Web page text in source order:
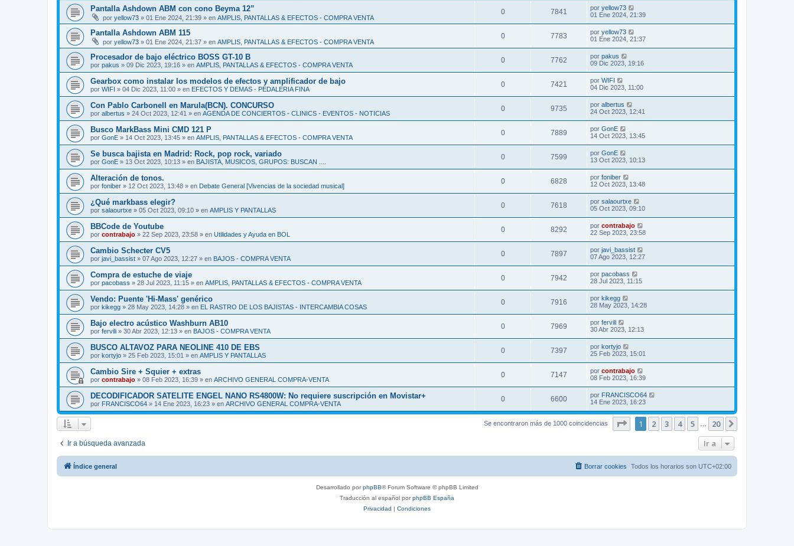
Pantalla Ashdown ABM con cono Beyma 12”
por yellow73 » 01 Ene 2024, 21:39 » en AMPLIS, PANTALLAS & EFECTOS - COMPRA VENTA
0 7841 por yellow73
01 Ene 2024, 21:39
Pantalla Ashdown ABM 115
por yellow73 » 01 Ene 2024, 21:37 » en AMPLIS, PANTALLAS & EFECTOS - COMPRA VENTA
0 7783 por yellow73
01 Ene 2024, 21:37
Procesador de bajo eléctrico BOSS GT-10 B
por pakus » 09 Dic 2023, 19:16 » en AMPLIS, PANTALLAS & EFECTOS - COMPRA VENTA
0 7762 por pakus
09 Dic 2023, 19:16
Gearbox como instalar los modelos de efectos y amplificador de bajo
por WIFI » 04 Dic 2023, 11:00 » en EFECTOS Y DEMAS - PEDALERIA FINA
0 7421 por WIFI
04 Dic 2023, 11:00
Con Pablo Carbonell en Marula(BCN). CONCURSO
por albertus » 24 Oct 2023, 12:41 » en AGENDA DE CONCIERTOS - CLINICS - EVENTOS - NOTICIAS
0 9735 por albertus
24 Oct 2023, 12:41
Busco MarkBass Mini CMD 121 P
por GonE » 14 Oct 2023, 13:45 » en AMPLIS, PANTALLAS & EFECTOS - COMPRA VENTA
0 7889 por GonE
14 Oct 2023, 13:45
Se busca bajista en Madrid: Rock, pop rock, variado
por GonE » 13 Oct 2023, 10:13 » en BAJISTA, MUSICOS, GRUPOS: BUSCAN ....
0 7599 por GonE
13 Oct 2023, 10:13
Alteración de tonos.
por foniber » 12 Oct 2023, 13:48 » en Debate General [Vivencias de la sociedad musical]
0 6828 por foniber
12 Oct 2023, 13:48
¿Qué markbass elegir?
por salaourtxe » 05 Oct 2023, 09:10 » en AMPLIS Y PANTALLAS
0 7618 por salaourtxe
05 Oct 2023, 09:10
BBCode de Youtube
por contrabajo » 22 Sep 2023, 23:58 » en Utilidades y Ayuda en BOL
0 8292 por contrabajo
22 Sep 2023, 23:58
Cambio Schecter CV5
por javi_bassist » 07 Ago 2023, 12:27 » en BAJOS - COMPRA VENTA
0 7897 por javi_bassist
07 Ago 2023, 12:27
Compra de estuche de viaje
por pacobass » 28 Jul 2023, 11:15 » en AMPLIS, PANTALLAS & EFECTOS - COMPRA VENTA
0 7942 por pacobass
28 Jul 2023, 11:15
Vendo: Puente 'Hi-Mass' genérico
por kikegg » 28 May 2023, 14:28 » en EL RASTRO DE LOS BAJISTAS - INTERCAMBIA COSAS
0 7916 por kikegg
28 May 2023, 14:28
Bajo electro acústico Washburn AB10
por fervili » 30 Abr 2023, 12:13 » en BAJOS - COMPRA VENTA
0 7969 por fervili
30 Abr 2023, 12:13
BUSCO ALTAVOZ PARA NEOLINE 410 DE EBS
por kortyjo » 25 Feb 2023, 15:01 » en AMPLIS Y PANTALLAS
0 7397 por kortyjo
25 Feb 2023, 15:01
Cambio Sire + Squier + extras
por contrabajo » 08 Feb 2023, 16:39 » en ARCHIVO GENERAL COMPRA-VENTA
0 7147 por contrabajo
08 Feb 2023, 16:39
DECODIFICADOR SATELITE ENGEL NANO RS4800W: No requiere suscripción en Movistar+
por FRANCISCO64 » 14 Ene 2023, 16:23 » en ARCHIVO GENERAL COMPRA-VENTA
0 6600 por FRANCISCO64
14 Ene 2023, 16:23
Se encontraron más de 1000 coincidencias Página de 20
1 2 3 4 5 20
Ir a búsqueda avanzada Ir a
Índice general Todos los horarios son UTC+02:00
Borrar cookies
Desarrollado porphpBB® Forum Software © phpBB Limited
Traducción al español porphpBB España
Privacidad | Condiciones